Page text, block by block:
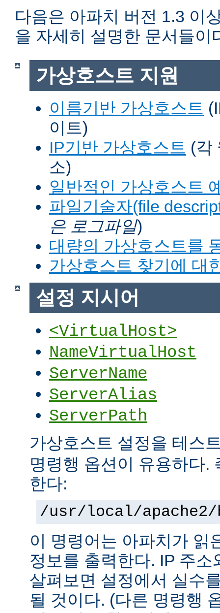
다음은 아파치 버전 1.3 이
을 자세히 설명한 문서들이
가상호스트 지원
이름기반 가상호스트
이트)
IP기반 가상호스트 (각
소)
일반적인 가상호스트
파일기술자(file
은 로그파일)
대량의 가상호스트를
가상호스트 찾기에 대
설정 지시어
<VirtualHost>
NameVirtualHost
ServerName
ServerAlias
ServerPath
가상호스트 설정을 테스
명령행 옵션이 유용하다.
한다:
/usr/local/
이 명령어는 아파치가 읽
정보를 출력한다. IP 주
살펴보면 설정에서 실수
될 것이다. (다른 명령행